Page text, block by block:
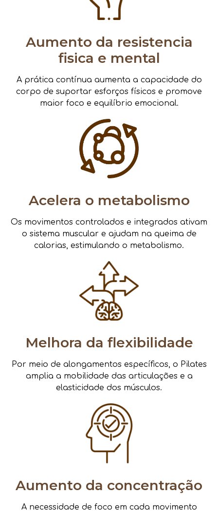
Aumento da resistencia
fisica e mental
A prática contínua aumenta a capacidade do
corpo de suportar esforços físicos e promove
maior foco e equilíbrio emocional.
Acelera o metabolismo
Os movimentos controlados e integrados ativam
o sistema muscular e ajudam na queima de
calorias, estimulando o metabolismo.
Melhora da flexibilidade
Por meio de alongamentos específicos, o Pilates
amplia a mobilidade das articulações e a
elasticidade dos músculos.
Aumento da concentração
A necessidade de foco em cada movimento